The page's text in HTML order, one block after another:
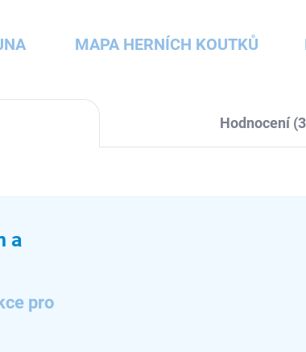
MAPA HERNÍCH KOUTKŮ
Hodnocení
a
pro